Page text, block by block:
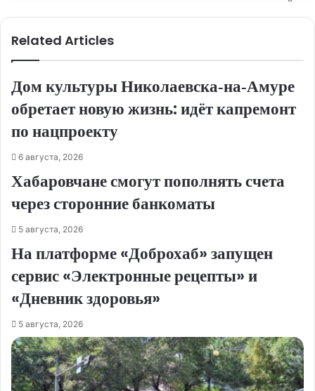
Related Articles
Дом культуры Николаевска‑на‑Амуре
обретает новую жизнь: идёт капремонт
по нацпроекту
6 августа, 2026
Хабаровчане смогут пополнять счета
через сторонние банкоматы
5 августа, 2026
На платформе «Доброхаб» запущен
сервис «Электронные рецепты» и
«Дневник здоровья»
5 августа, 2026